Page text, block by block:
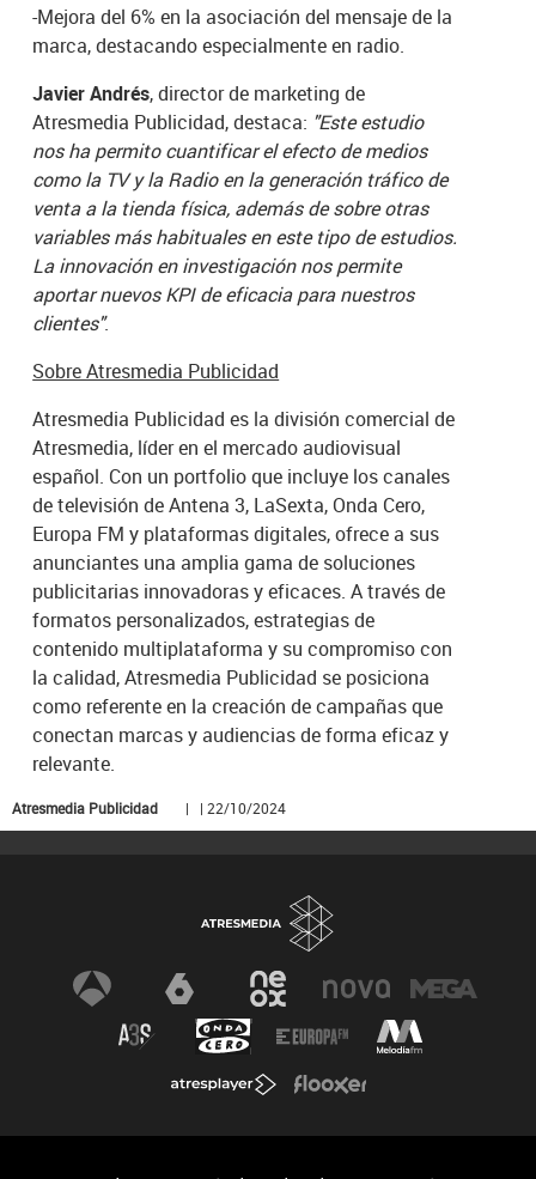
-Mejora del 6% en la asociación del mensaje de la
marca, destacando especialmente en radio.
Javier Andrés, director de marketing de
Atresmedia Publicidad, destaca: "Este estudio
nos ha permito cuantificar el efecto de medios
como la TV y la Radio en la generación tráfico de
venta a la tienda física, además de sobre otras
variables más habituales en este tipo de estudios.
La innovación en investigación nos permite
aportar nuevos KPI de eficacia para nuestros
clientes".
Sobre Atresmedia Publicidad
Atresmedia Publicidad es la división comercial de
Atresmedia, líder en el mercado audiovisual
español. Con un portfolio que incluye los canales
de televisión de Antena 3, LaSexta, Onda Cero,
Europa FM y plataformas digitales, ofrece a sus
anunciantes una amplia gama de soluciones
publicitarias innovadoras y eficaces. A través de
formatos personalizados, estrategias de
contenido multiplataforma y su compromiso con
la calidad, Atresmedia Publicidad se posiciona
como referente en la creación de campañas que
conectan marcas y audiencias de forma eficaz y
relevante.
Atresmedia Publicidad | | 22/10/2024